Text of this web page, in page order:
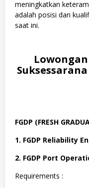
meningkatkan
adalah posisi dan
saat ini.
FGDP (FRESH
1. FGDP Reliability
2. FGDP Port
Requirements :